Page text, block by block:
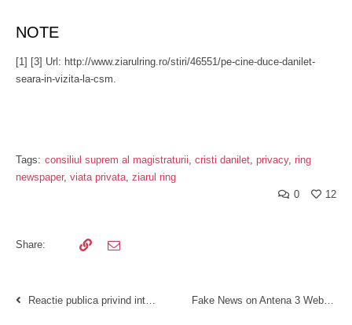
NOTE
[1] [3] Url: http://www.ziarulring.ro/stiri/46551/pe-cine-duce-danilet-
seara-in-vizita-la-csm.
Tags: consiliul suprem al magistraturii cristi danilet privacy, ring
newspaper, viata privata ziarul ring
12
0
Share:
Reactie publica privind interventia ministrului Educatiei la TVR pe marginea manualelor de religie